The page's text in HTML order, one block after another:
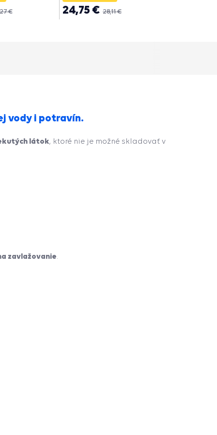
€
28,11 €
24,75 €
vody i potravín.
látok, ktoré nie je možné skladovať v
zavlažovanie